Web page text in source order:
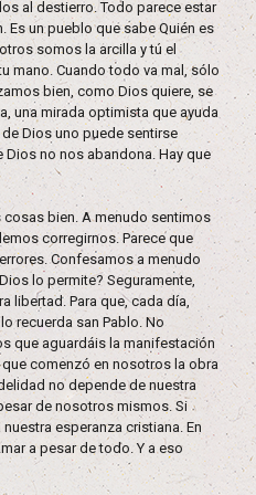
al destierro. Todo parece estar
Es un pueblo que sabe Quién es
somos la arcilla y tú el
mano. Cuando todo va mal, sólo
bien, como Dios quiere, se
una mirada optimista que ayuda
Dios uno puede sentirse
Dios no nos abandona. Hay que
bien. A menudo sentimos
corregirnos. Parece que
Confesamos a menudo
lo permite? Seguramente,
libertad. Para que, cada día,
recuerda san Pablo. No
que aguardáis la manifestación
comenzó en nosotros la obra
no depende de nuestra
de nosotros mismos. Si
esperanza cristiana. En
a pesar de todo. Y a eso